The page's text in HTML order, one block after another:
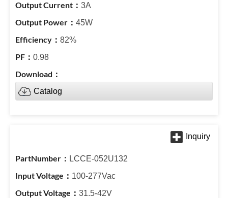
3A
45W
82%
0.98
Catalog
LCCE-052U132
100-277Vac
31.5-42V